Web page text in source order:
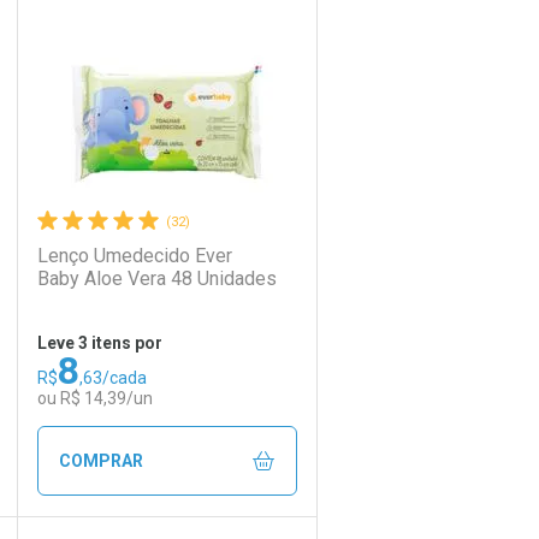
Ativar Desconto
Comprar sem Desconto
Comprar sem Desconto
(32)
Lenço Umedecido Ever
Baby Aloe Vera 48 Unidades
Leve 3 itens por
R$8,63/cada
ou R$ 14,39/un
COMPRAR